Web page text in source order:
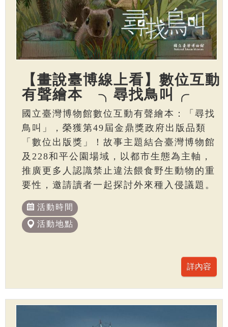
【畫說臺博線上看】數位互動
有聲繪本 ╮尋找鳥叫╭
國立臺灣博物館數位互動有聲繪本：「尋找
鳥叫」，榮獲第49屆金鼎獎政府出版品類
「數位出版獎」！故事主題結合臺灣博物館
及228和平公園場域，以都市生態為主軸，
推廣更多人認識禁止違法餵食野生動物的重
要性，邀請讀者一起探討外來種入侵議題。
活動時間
活動地點